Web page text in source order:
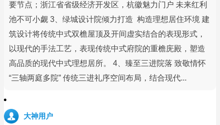
要节点；浙江省省级经济开发区，杭徽魅力门户 未来红利
池不可小觑 3、绿城设计院倾力打造 构造理想居住环境 建
筑设计将传统中式双檐屋顶及开间虚实结合的表现形式，
以现代的手法工艺，表现传统中式府院的重檐庑殿，塑造
高品质的现代中式理想居所。 4、臻至三进院落 致敬情怀
“三轴两庭多院” 传统三进礼序空间布局，结合现代...
大神用户